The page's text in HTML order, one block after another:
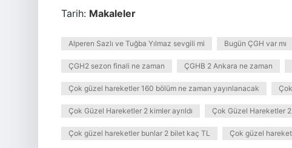
Tarih: Makaleler
Alperen Sazlı ve Tuğba Yılmaz sevgili mi Bugün ÇGH var mı
ÇGH2 sezon finali ne zaman ÇGHB 2 Ankara ne zaman
Çok güzel hareketler 160 bölüm ne zaman yayınlanacak
Çok Güzel Hareketler 2 kimler ayrıldı Çok Güzel Hareketler
Çok güzel hareketler bunlar 2 bilet kaç TL Çok güzel